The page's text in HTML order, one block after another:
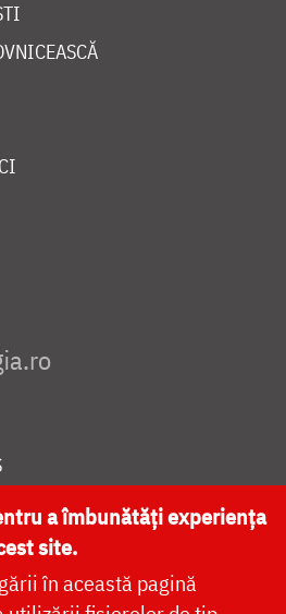
CATEDRALA NAȚIONALĂ
a îmbunătăți experiența
site.
în această pagină